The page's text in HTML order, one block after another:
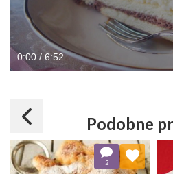
0:00 / 6:52
Podobne
2
Dodaj do ulubionych
Wybierz listę: